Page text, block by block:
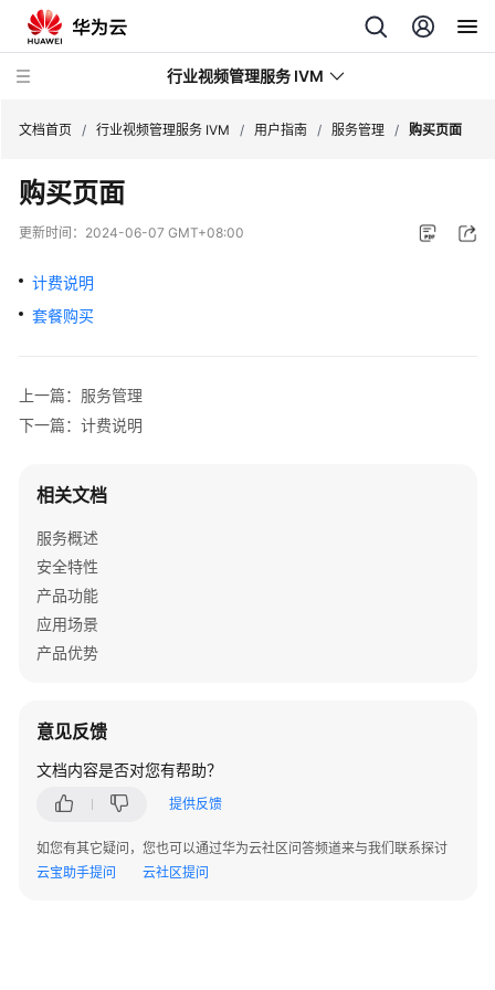
行业视频管理服务 IVM
产
品
绍
用
南
视
管
理
服
务
使
用
准
工
作
文档首页 / 行业视频管理服务 IVM / 用户指南 / 服务管理 / 购买页面
购买页面
更新时间： 2024-06-07 GMT+08:00
计费说明
套餐购买
上一篇：服务管理
下一篇：计费说明
相关文档
服务概述
安全特性
产品功能
应用场景
产品优势
意见反馈
文档内容是否对您有帮助？
提供反馈
如您有其它疑问，您也可以通过华为云社区问答频道来与我们联系探讨
云宝助手提问
云社区提问